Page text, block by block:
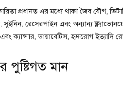
প্রধানত এর মধ্যে থাকা জৈব যৌগ,
সুইনিন, রেসেরপাইন এবং অন্যান্য
ক্যান্সার, ডায়াবেটিস, হৃদরোগ ইত্যাদি
পুষ্টিগত মান